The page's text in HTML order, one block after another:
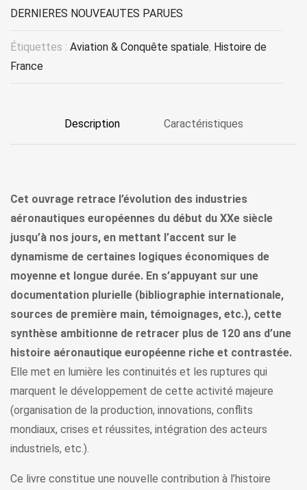
DERNIERES NOUVEAUTES PARUES
Étiquettes : Aviation & Conquête spatiale, Histoire de
France
Description Caractéristiques
Cet ouvrage retrace l’évolution des industries
aéronautiques européennes du début du XXe siècle
jusqu’à nos jours, en mettant l’accent sur le
dynamisme de certaines logiques économiques de
moyenne et longue durée. En s’appuyant sur une
documentation plurielle (bibliographie internationale,
sources de première main, témoignages, etc.), cette
synthèse ambitionne de retracer plus de 120 ans d’une
histoire aéronautique européenne riche et contrastée.
Elle met en lumière les continuités et les ruptures qui
marquent le développement de cette activité majeure
(organisation de la production, innovations, conflits
mondiaux, crises et réussites, intégration des acteurs
industriels, etc.).
Ce livre constitue une nouvelle contribution à l’histoire